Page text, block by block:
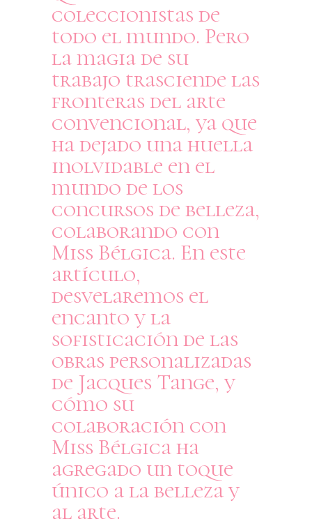
coleccionistas de
todo el mundo. Pero
la magia de su
trabajo trasciende las
fronteras del arte
convencional, ya que
ha dejado una huella
inolvidable en el
mundo de los
concursos de belleza,
colaborando con
Miss Bélgica. En este
artículo,
desvelaremos el
encanto y la
sofisticación de las
obras personalizadas
de Jacques Tange, y
cómo su
colaboración con
Miss Bélgica ha
agregado un toque
único a la belleza y
al arte.